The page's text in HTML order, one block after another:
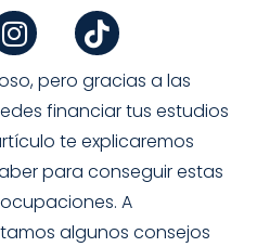
n
s
t
a
g
r
a
m
i
k
t
o
k
pero gracias a las
financiar tus estudios
te explicaremos
para conseguir estas
A
algunos consejos